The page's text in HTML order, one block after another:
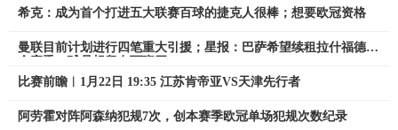
希克：成为首个打进五大联赛百球的捷克人很棒；想要欧冠资格
曼联目前计划进行四笔重大引援；星报：巴萨希望续租拉什福德1
比赛前瞻︱1月22日 19:35 江苏肯帝亚VS天津先行者
阿劳霍对阵阿森纳犯规7次，创本赛季欧冠单场犯规次数纪录